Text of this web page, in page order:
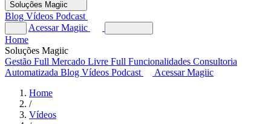
Soluções Magiic
Blog Vídeos Podcast
Acessar Magiic
Home
Soluções Magiic
Gestão Full Mercado Livre Full Funcionalidades Consultoria
Automatizada Blog Vídeos Podcast
Acessar Magiic
Home
/
Vídeos